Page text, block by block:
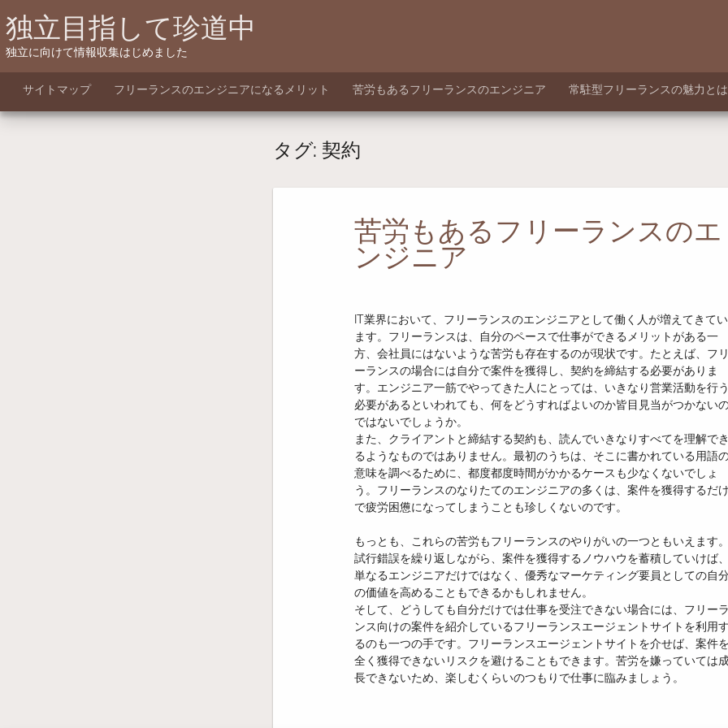
to
content
独立目指して珍道中
独立に向けて情報収集はじめました
サイトマップ フリーランスのエンジニアになるメリット 苦労もあるフリーランスのエンジニア 常駐型フリーランスの魅力とは
タグ: 契約
苦労もあるフリーランスのエ
ンジニア
IT業界において、フリーランスのエンジニアとして働く人が増えてきてい
ます。フリーランスは、自分のペースで仕事ができるメリットがある一
方、会社員にはないような苦労も存在するのが現状です。たとえば、フリ
ーランスの場合には自分で案件を獲得し、契約を締結する必要がありま
す。エンジニア一筋でやってきた人にとっては、いきなり営業活動を行う
必要があるといわれても、何をどうすればよいのか皆目見当がつかない
ではないでしょうか。
また、クライアントと締結する契約も、読んでいきなりすべてを理解でき
るようなものではありません。最初のうちは、そこに書かれている用語
意味を調べるために、都度都度時間がかかるケースも少なくないでしょ
う。フリーランスのなりたてのエンジニアの多くは、案件を獲得するだけ
で疲労困憊になってしまうことも珍しくないのです。
もっとも、これらの苦労もフリーランスのやりがいの一つともいえます。
試行錯誤を繰り返しながら、案件を獲得するノウハウを蓄積していけば、
単なるエンジニアだけではなく、優秀なマーケティング要員としての自
の価値を高めることもできるかもしれません。
そして、どうしても自分だけでは仕事を受注できない場合には、フリーラ
ンス向けの案件を紹介しているフリーランスエージェントサイトを利用す
るのも一つの手です。フリーランスエージェントサイトを介せば、案件を
全く獲得できないリスクを避けることもできます。苦労を嫌っていては
長できないため、楽しむくらいのつもりで仕事に臨みましょう。